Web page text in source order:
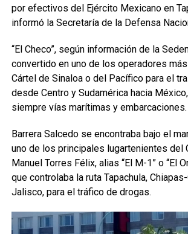
por efectivos del Ejército Mexicano en
informó la Secretaría de la Defensa
“El Checo”, según información de la
convertido en uno de los operadores
Cártel de Sinaloa o del Pacífico para el
desde Centro y Sudamérica hacia
siempre vías marítimas y embarcaciones.
Barrera Salcedo se encontraba bajo el
uno de los principales lugartenientes del
Manuel Torres Félix, alias “El M-1” o “El
que controlaba la ruta Tapachula, Chiapas-
Jalisco, para el tráfico de drogas.